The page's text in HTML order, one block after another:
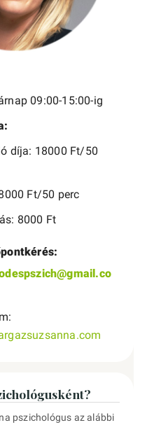
09:00-15:00-ig
díja: 18000 Ft/50
Ft/50 perc
8000 Ft
pszichológus az alábbi